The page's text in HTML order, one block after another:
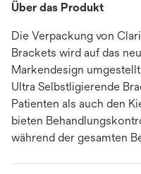
Über das Produkt
Die Verpackung von
Brackets wird auf das
Markendesign
Ultra Selbstligierende
Patienten als auch den
bieten
während der gesamten